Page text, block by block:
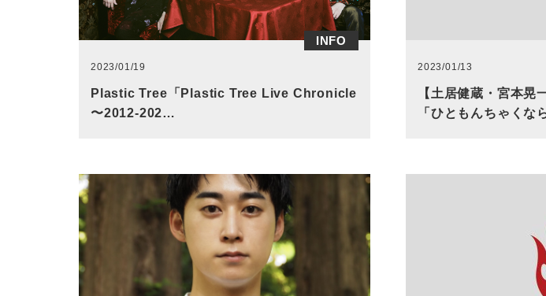
INFO
2023/01/19
Plastic Tree「Plastic Tree Live Chronicle
〜2012-202…
2023/01/13
【土居健蔵・宮本晃
「ひともんちゃくな